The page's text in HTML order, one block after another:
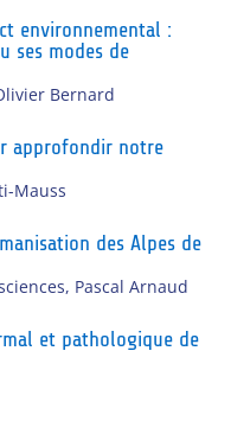
environnemental :
ses modes de
Bernard
approfondir notre
Mauss
des Alpes de
, Pascal Arnaud
et pathologique de